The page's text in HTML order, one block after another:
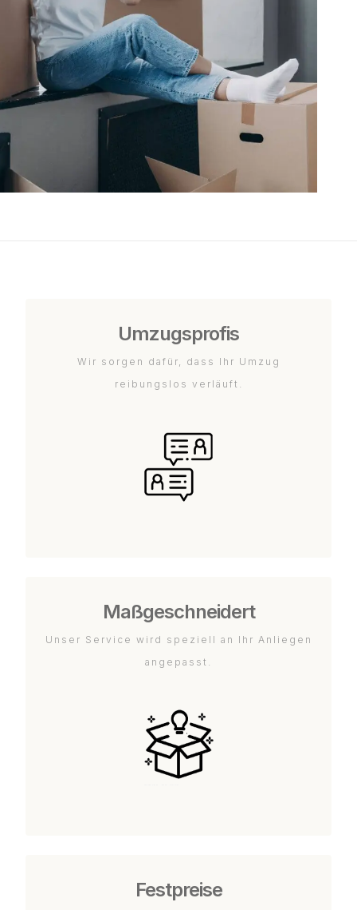
Umzugsprofis
Wir sorgen dafür, dass Ihr Umzug
reibungslos verläuft.
Maßgeschneidert
Unser Service wird speziell an Ihr Anliegen
angepasst.
Festpreise